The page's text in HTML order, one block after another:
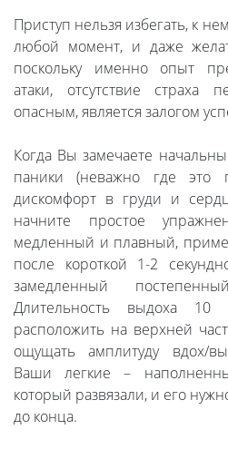
Приступ нельзя избегать, к
любой момент, и даже
поскольку именно опыт
атаки, отсутствие страха
опасным, является залогом
Когда Вы замечаете
паники (неважно где это
дискомфорт в груди и
начните простое
медленный и плавный,
после короткой 1-2
замедленный
Длительность выдоха 10
расположить на верхней
ощущать амплитуду вдох/
Ваши легкие –
который развязали, и его
до конца.